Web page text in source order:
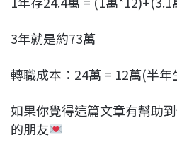
3年就是約73萬
轉職成本：24萬 = 12萬(半
如果你覺得這篇文章有幫助
的朋友